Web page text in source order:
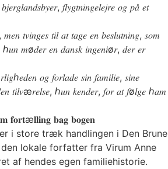
𝑓𝑙𝑦𝑔𝑡𝑛𝑖𝑛𝑔𝑒𝑙𝑒𝑗𝑟𝑒 𝑜𝑔 𝑝𝑎̊ 𝑒𝑡
𝑚𝑒𝑛 𝑡𝑣𝑖𝑛𝑔𝑒𝑠 𝑡𝑖𝑙 𝑎𝑡 𝑡𝑎𝑔𝑒 𝑒𝑛 𝑏𝑒𝑠𝑙𝑢𝑡𝑛𝑖𝑛𝑔, 𝑠𝑜𝑚
ℎ𝑢𝑛 𝑚ø𝑑𝑒𝑟 𝑒𝑛 𝑑𝑎𝑛𝑠𝑘 𝑖𝑛𝑔𝑒𝑛𝑖ø𝑟, 𝑑𝑒𝑟 𝑒𝑟
𝑜𝑔 𝑓𝑜𝑟𝑙𝑎𝑑𝑒 𝑠𝑖𝑛 𝑓𝑎𝑚𝑖𝑙𝑖𝑒, 𝑠𝑖𝑛𝑒
𝑡𝑖𝑙𝑣æ𝑟𝑒𝑙𝑠𝑒, ℎ𝑢𝑛 𝑘𝑒𝑛𝑑𝑒𝑟, 𝑓𝑜𝑟 𝑎𝑡 𝑓ø𝑙𝑔𝑒 ℎ𝑎𝑚
𝐟𝐨𝐫𝐭æ𝐥𝐥𝐢𝐧𝐠 𝐛𝐚𝐠 𝐛𝐨𝐠𝐞𝐧
i store træk handlingen i Den Brune
lokale forfatter fra Virum Anne
af hendes egen familiehistorie.